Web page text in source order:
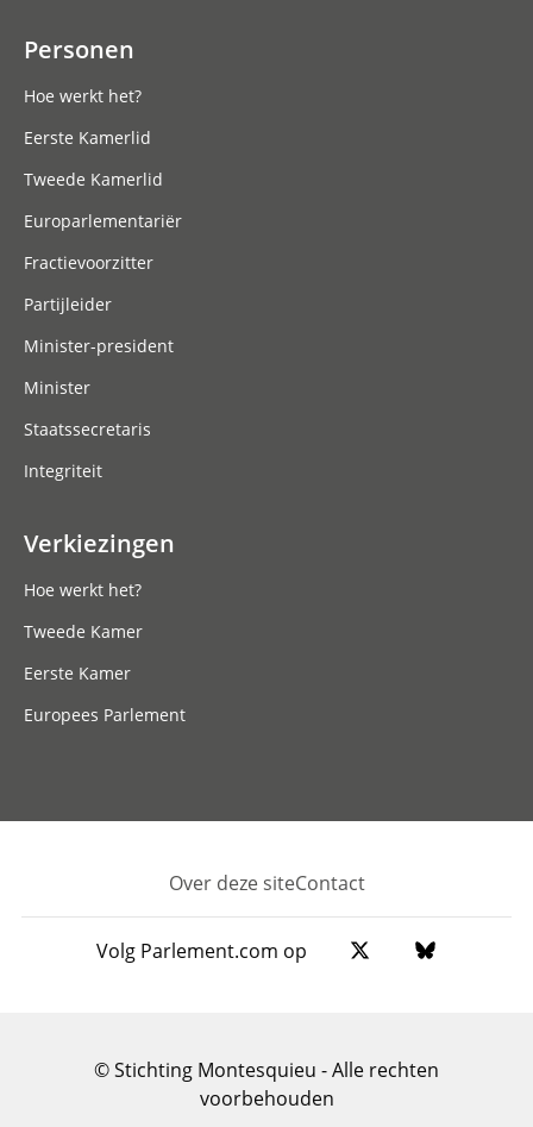
Personen
Hoe werkt het?
Eerste Kamerlid
Tweede Kamerlid
Europarlementariër
Fractievoorzitter
Partijleider
Minister-president
Minister
Staatssecretaris
Integriteit
Verkiezingen
Hoe werkt het?
Tweede Kamer
Eerste Kamer
Europees Parlement
Footer
Over deze siteContact
Volg Parlement.com op
© Stichting Montesquieu - Alle rechten
voorbehouden